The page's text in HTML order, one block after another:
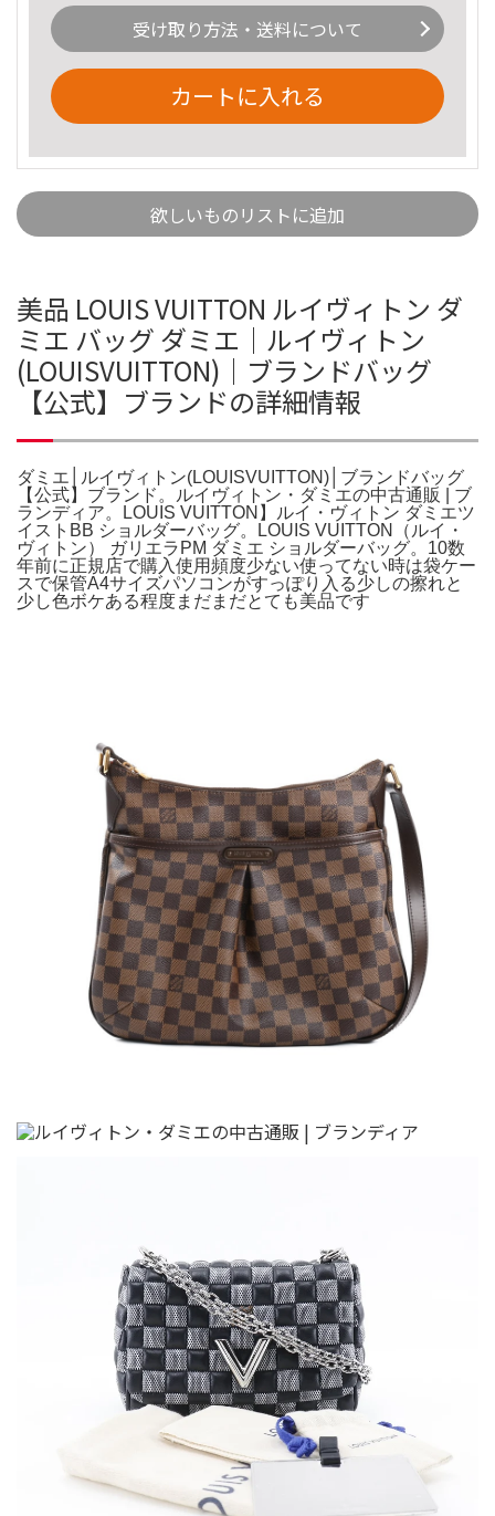
受け取り方法・送料について
カートに入れる
欲しいものリストに追加
美品 LOUIS VUITTON ルイヴィトン ダ
ミエ バッグ ダミエ│ルイヴィトン
(LOUISVUITTON)│ブランドバッグ
【公式】ブランドの詳細情報
ダミエ│ルイヴィトン(LOUISVUITTON)│ブランドバッグ
【公式】ブランド。ルイヴィトン・ダミエの中古通販 | ブ
ランディア。LOUIS VUITTON】ルイ・ヴィトン ダミエツ
イストBB ショルダーバッグ。LOUIS VUITTON（ルイ・
ヴィトン） ガリエラPM ダミエ ショルダーバッグ。10数
年前に正規店で購入使用頻度少ない使ってない時は袋ケー
スで保管A4サイズパソコンがすっぽり入る少しの擦れと
少し色ボケある程度まだまだとても美品です